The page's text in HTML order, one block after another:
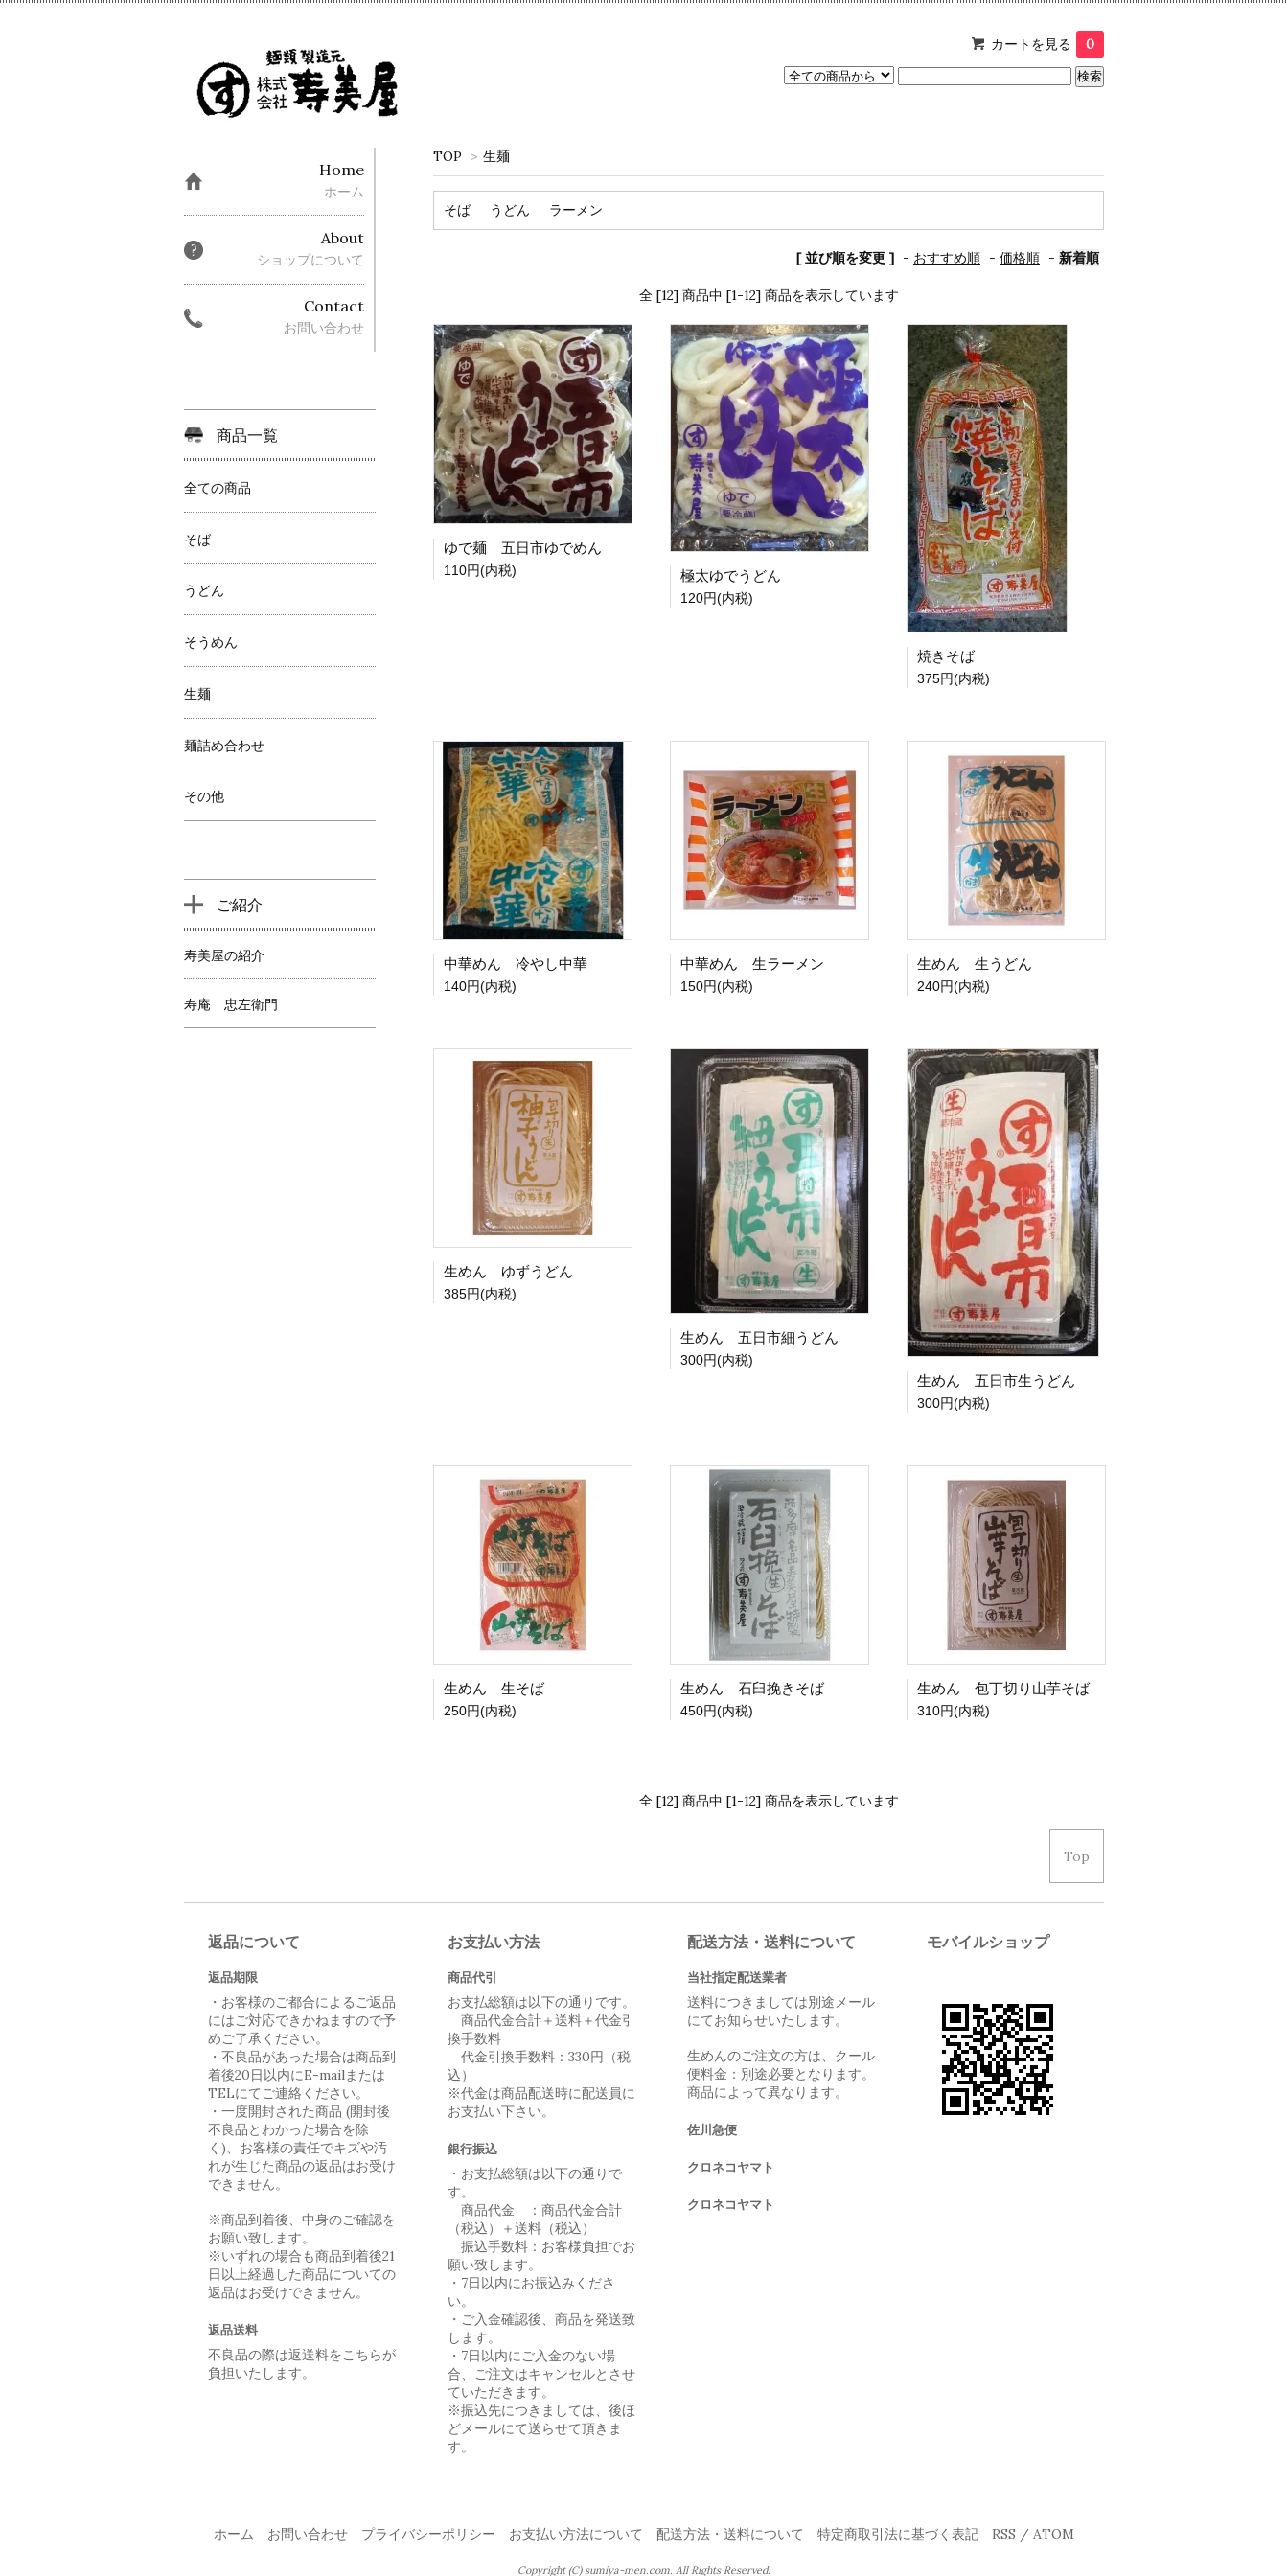
カートを見る 0
TOP > 生麺
そば うどん ラーメン
[ 並び順を変更 ] - おすすめ順 - 価格順 - 新着順
全 [12] 商品中 [1-12] 商品を表示しています
ゆで麺 五日市ゆでめん
110円(内税) 極太ゆでうどん
120円(内税)
焼きそば
375円(内税)
中華めん 冷やし中華
140円(内税)
中華めん 生ラーメン
150円(内税)
生めん 生うどん
240円(内税)
生めん ゆずうどん
385円(内税)
生めん 五日市細うどん
300円(内税)
生めん 五日市生うどん
300円(内税)
生めん 生そば
250円(内税)
生めん 石臼挽きそば
450円(内税)
生めん 包丁切り山芋そば
310円(内税)
全 [12] 商品中 [1-12] 商品を表示しています
Home
ホーム
About
ショップについて
Contact
お問い合わせ
商品一覧
全ての商品
そば
うどん
そうめん
生麺
麺詰め合わせ
その他
ご紹介
寿美屋の紹介
寿庵 忠左衛門
Top
返品について
返品期限
・お客様のご都合によるご返品
にはご対応できかねますので予
めご了承ください。
・不良品があった場合は商品到
着後20日以内にE-mailまたは
TELにてご連絡ください。
・一度開封された商品 (開封後
不良品とわかった場合を除
く)、お客様の責任でキズや汚
れが生じた商品の返品はお受け
できません。
※商品到着後、中身のご確認を
お願い致します。
※いずれの場合も商品到着後21
日以上経過した商品についての
返品はお受けできません。
返品送料
不良品の際は返送料をこちらが
負担いたします。
お支払い方法
商品代引
お支払総額は以下の通りです。
商品代金合計＋送料＋代金引
換手数料
代金引換手数料：330円（税
込）
※代金は商品配送時に配送員に
お支払い下さい。
銀行振込
・お支払総額は以下の通りで
す。
商品代金 ：商品代金合計
（税込）＋送料（税込）
振込手数料：お客様負担でお
願い致します。
・7日以内にお振込みくださ
い。
・ご入金確認後、商品を発送致
します。
・7日以内にご入金のない場
合、ご注文はキャンセルとさせ
ていただきます。
※振込先につきましては、後ほ
どメールにて送らせて頂きま
す。
配送方法・送料について
当社指定配送業者
送料につきましては別途メール
にてお知らせいたします。
生めんのご注文の方は、クール
便料金：別途必要となります。
商品によって異なります。
佐川急便
クロネコヤマト
クロネコヤマト
モバイルショップ
ホーム お問い合わせ プライバシーポリシー お支払い方法について 配送方法・送料について 特定商取引法に基づく表記 RSS / ATOM
Copyright (C) sumiya-men.com. All Rights Reserved.